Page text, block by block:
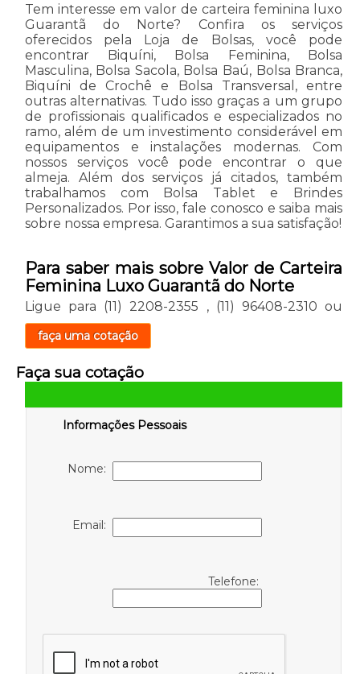
Tem interesse em valor de carteira feminina luxo
Guarantã do Norte? Confira os serviços
oferecidos pela Loja de Bolsas, você pode
encontrar Biquíni, Bolsa Feminina, Bolsa
Masculina, Bolsa Sacola, Bolsa Baú, Bolsa Branca,
Biquíni de Crochê e Bolsa Transversal, entre
outras alternativas. Tudo isso graças a um grupo
de profissionais qualificados e especializados no
ramo, além de um investimento considerável em
equipamentos e instalações modernas. Com
nossos serviços você pode encontrar o que
almeja. Além dos serviços já citados, também
trabalhamos com Bolsa Tablet e Brindes
Personalizados. Por isso, fale conosco e saiba mais
sobre nossa empresa. Garantimos a sua satisfação!
Para saber mais sobre Valor de Carteira
Feminina Luxo Guarantã do Norte
Ligue para (11) 2208-2355 , (11) 96408-2310 ou
faça uma cotação
Faça sua cotação
Informações Pessoais
Nome:
Email:
Telefone: